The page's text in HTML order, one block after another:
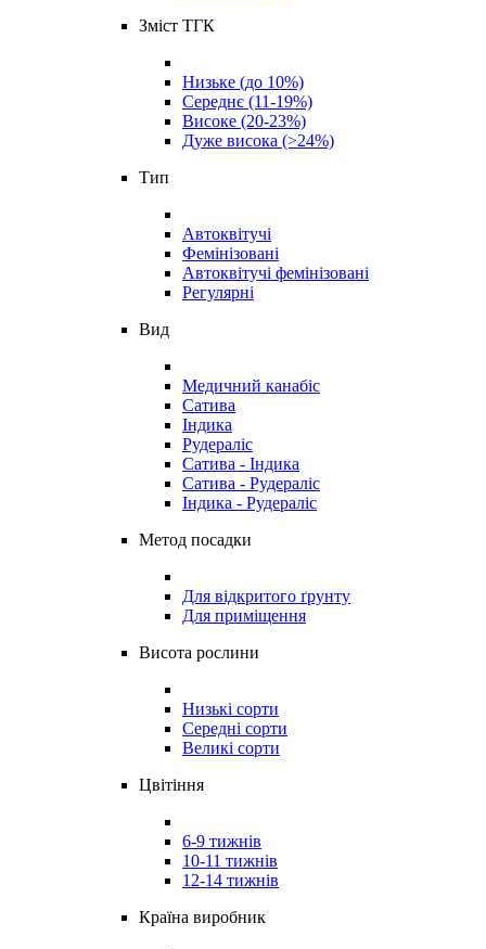
Зміст ТГК
Низьке (до 10%)
Середнє (11-19%)
Високе (20-23%)
Дуже висока (>24%)
Тип
Автоквітучі
Фемінізовані
Автоквітучі фемінізовані
Регулярні
Вид
Медичний канабіс
Сатива
Індика
Рудераліс
Сатива - Індика
Сатива - Рудераліс
Індика - Рудераліс
Метод посадки
Для відкритого ґрунту
Для приміщення
Висота рослини
Низькі сорти
Середні сорти
Великі сорти
Цвітіння
6-9 тижнів
10-11 тижнів
12-14 тижнів
Країна виробник